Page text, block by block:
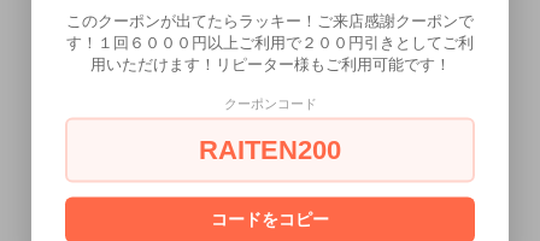
ぎ唾液ローション）は18歳未満の方には販
[ はい ] [ いいえ ]
このクーポンが出てたらラッキー！ご来店感謝クーポンで
す！１回６０００円以上ご利用で２００円引きとしてご利
用いただけます！リピーター様もご利用可能です！
クーポンコード
RAITEN200
コードをコピー